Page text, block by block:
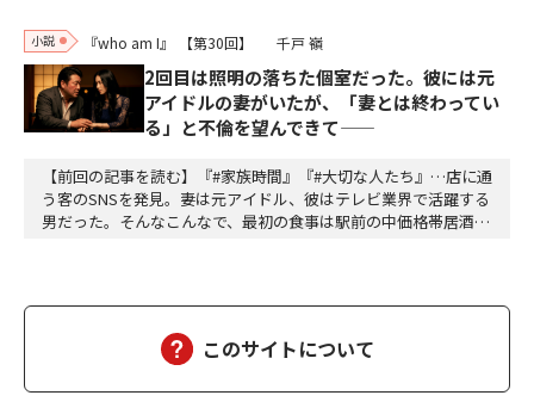
小説 『who am I』 【第30回】 千戸 嶺
2回目は照明の落ちた個室だった。彼には元
アイドルの妻がいたが、「妻とは終わってい
る」と不倫を望んできて——
【前回の記事を読む】『#家族時間』『#大切な人たち』…店に通
う客のSNSを発見。妻は元アイドル、彼はテレビ業界で活躍する
男だった。そんなこんなで、最初の食事は駅前の中価格帯居酒屋
い。怖いのは無計算な人間だ。衝動で動く馬鹿と、…
このサイトについて